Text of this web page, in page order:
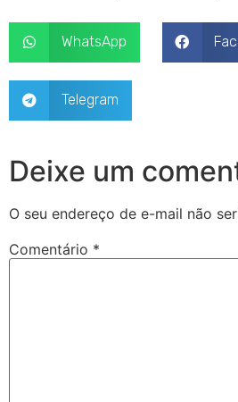
WhatsApp
Telegram
Deixe um
O seu endereço de e-mail não
Comentário *